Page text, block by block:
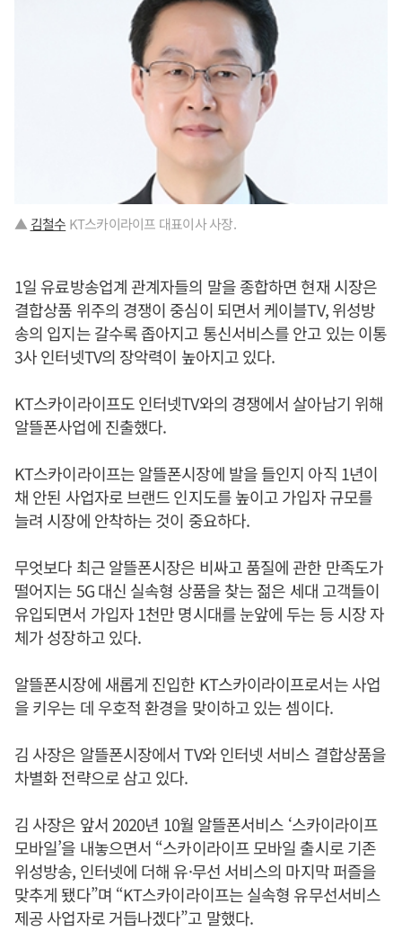
▲김철수 KT스카이라이프 대표이사 사장.
1일 유료방송업계 관계자들의 말을 종합하면 현재 시장은
결합상품 위주의 경쟁이 중심이 되면서 케이블TV, 위성방
송의 입지는 갈수록 좁아지고 통신서비스를 안고 있는 이통
3사 인터넷TV의 장악력이 높아지고 있다.
KT스카이라이프도 인터넷TV와의 경쟁에서 살아남기 위해
알뜰폰사업에 진출했다.
KT스카이라이프는 알뜰폰시장에 발을 들인지 아직 1년이
채 안된 사업자로 브랜드 인지도를 높이고 가입자 규모를
늘려 시장에 안착하는 것이 중요하다.
무엇보다 최근 알뜰폰시장은 비싸고 품질에 관한 만족도가
떨어지는 5G 대신 실속형 상품을 찾는 젊은 세대 고객들이
유입되면서 가입자 1천만 명시대를 눈앞에 두는 등 시장 자
체가 성장하고 있다.
알뜰폰시장에 새롭게 진입한 KT스카이라이프로서는 사업
을 키우는 데 우호적 환경을 맞이하고 있는 셈이다.
김 사장은 알뜰폰시장에서 TV와 인터넷 서비스 결합상품을
차별화 전략으로 삼고 있다.
김 사장은 앞서 2020년 10월 알뜰폰서비스 ‘스카이라이프
모바일’을 내놓으면서 “스카이라이프 모바일 출시로 기존
위성방송, 인터넷에 더해 유·무선 서비스의 마지막 퍼즐을
맞추게 됐다”며 “KT스카이라이프는 실속형 유무선서비스
제공 사업자로 거듭나겠다”고 말했다.